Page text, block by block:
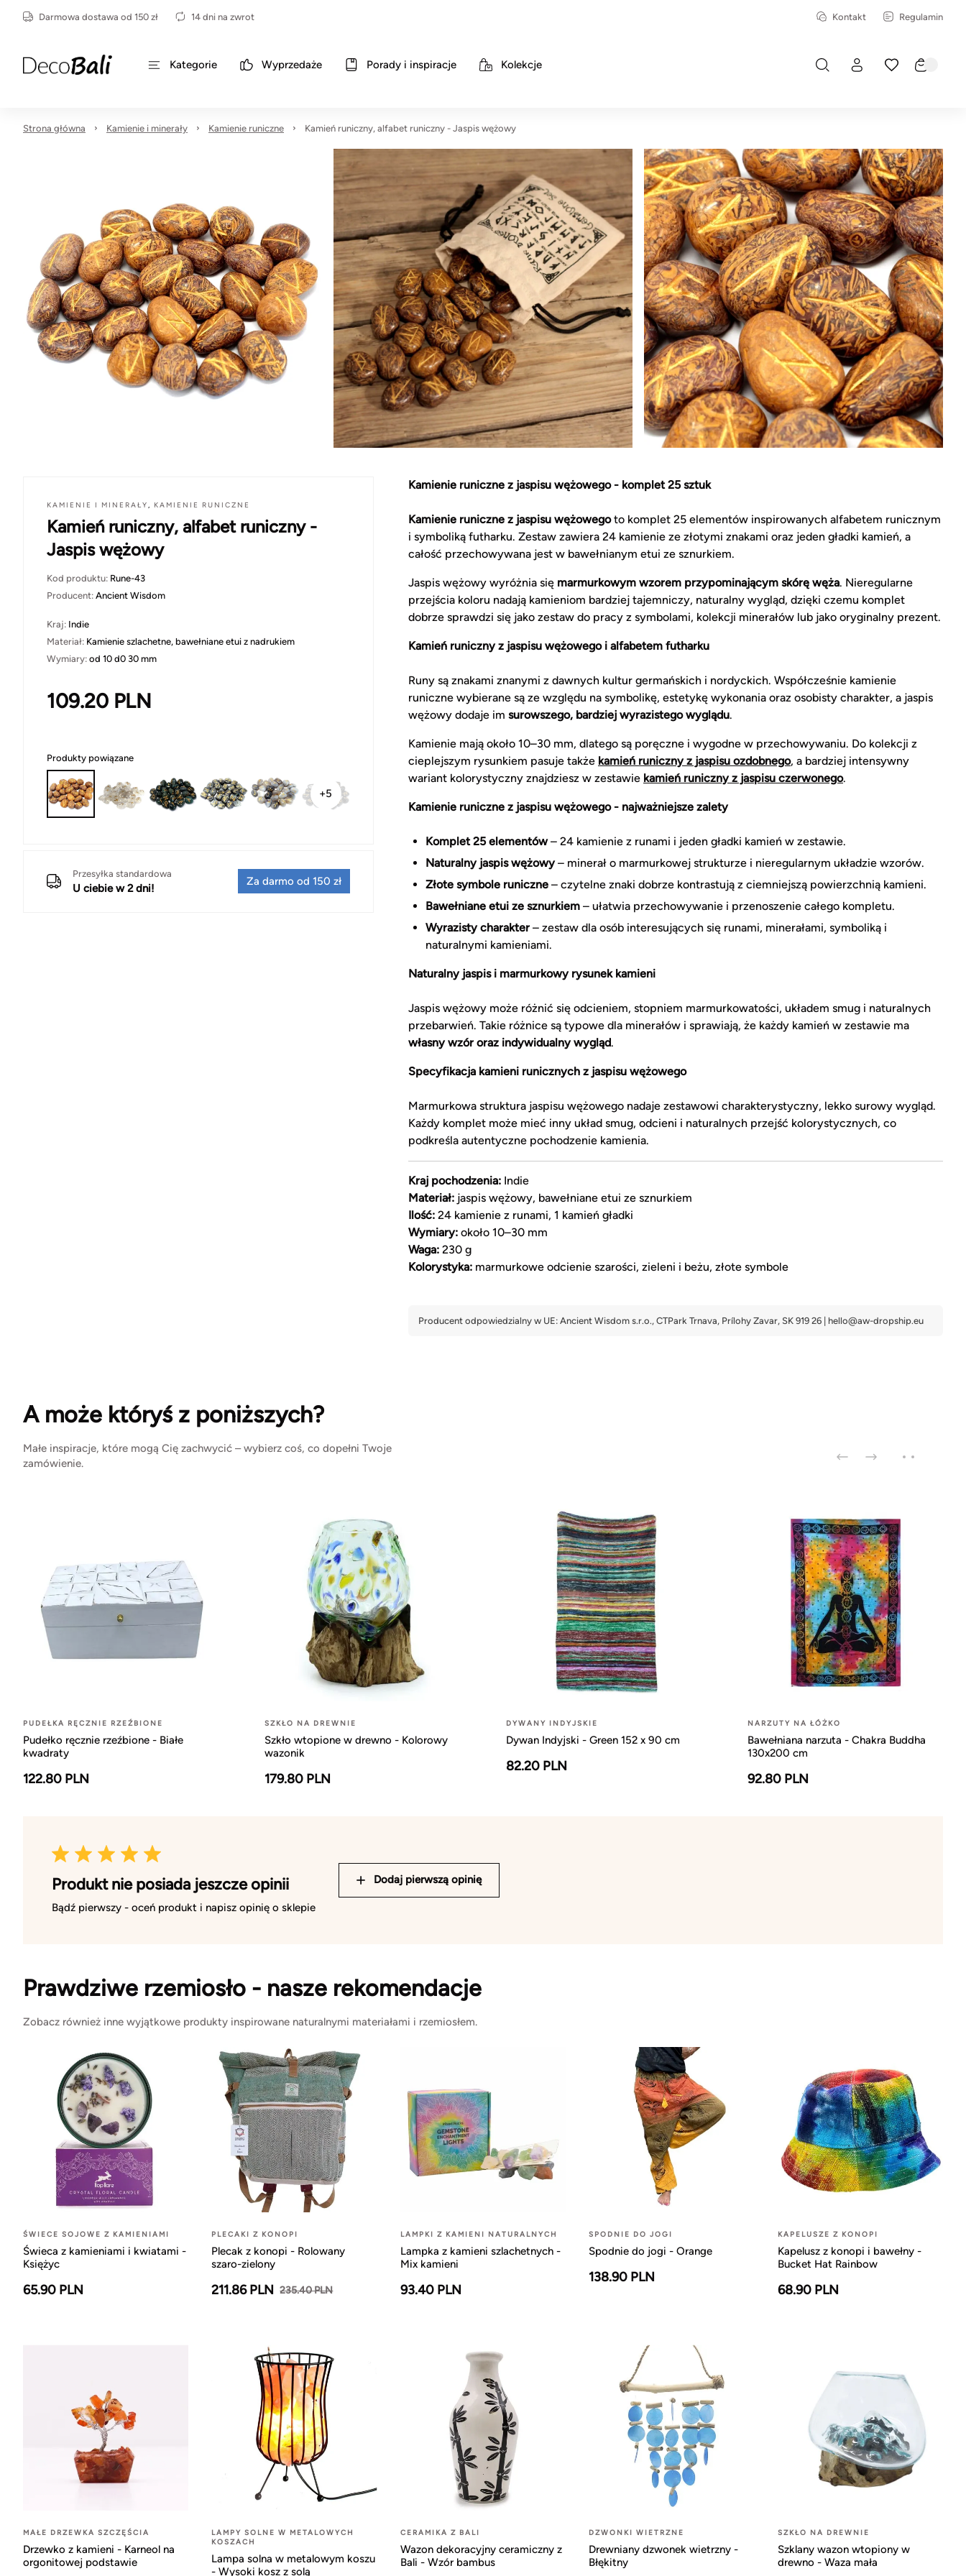
Darmowa dostawa od 150 zł 14 dni na zwrot Kontakt Regulamin
Kategorie Wyprzedaże Porady i inspiracje Kolekcje
Strona główna Kamienie i minerały Kamienie runiczne Kamień runiczny, alfabet runiczny - Jaspis wężowy
KAMIENIE I MINERAŁY, KAMIENIE RUNICZNE
Kamień runiczny, alfabet runiczny -
Jaspis wężowy
Kod produktu: Rune-43
Producent: Ancient Wisdom
Kraj: Indie
Materiał: Kamienie szlachetne, bawełniane etui z nadrukiem
Wymiary: od 10 d0 30 mm
109.20 PLN
Produkty powiązane
+5
Przesyłka standardowa
U ciebie w 2 dni!
Za darmo od 150 zł
Kamienie runiczne z jaspisu wężowego - komplet 25 sztuk
Kamienie runiczne z jaspisu wężowegoto komplet 25 elementów inspirowanych alfabetem runicznym
i symboliką futharku. Zestaw zawiera 24 kamienie ze złotymi znakami oraz jeden gładki kamień, a
całość przechowywana jest w bawełnianym etui ze sznurkiem.
Jaspis wężowy wyróżnia się marmurkowym wzorem przypominającym skórę węża. Nieregularne
przejścia koloru nadają kamieniom bardziej tajemniczy, naturalny wygląd, dzięki czemu komplet
dobrze sprawdzi się jako zestaw do pracy z symbolami, kolekcji minerałów lub jako oryginalny prezent.
Kamień runiczny z jaspisu wężowego i alfabetem futharku
Runy są znakami znanymi z dawnych kultur germańskich i nordyckich. Współcześnie kamienie
runiczne wybierane są ze względu na symbolikę, estetykę wykonania oraz osobisty charakter, a jaspis
wężowy dodaje im surowszego, bardziej wyrazistego wyglądu.
Kamienie mają około 10–30 mm, dlatego są poręczne i wygodne w przechowywaniu. Do kolekcji z
cieplejszym rysunkiem pasuje także kamień runiczny z jaspisu ozdobnego, a bardziej intensywny
wariant kolorystyczny znajdziesz w zestawie kamień runiczny z jaspisu czerwonego.
Kamienie runiczne z jaspisu wężowego - najważniejsze zalety
Komplet 25 elementów– 24 kamienie z runami i jeden gładki kamień w zestawie.
Naturalny jaspis wężowy– minerał o marmurkowej strukturze i nieregularnym układzie wzorów.
Złote symbole runiczne – czytelne znaki dobrze kontrastują z ciemniejszą powierzchnią kamieni.
Bawełniane etui ze sznurkiem – ułatwia przechowywanie i przenoszenie całego kompletu.
Wyrazisty charakter – zestaw dla osób interesujących się runami, minerałami, symboliką i
naturalnymi kamieniami.
Naturalny jaspis i marmurkowy rysunek kamieni
Jaspis wężowy może różnić się odcieniem, stopniem marmurkowatości, układem smug i naturalnych
przebarwień. Takie różnice są typowe dla minerałów i sprawiają, że każdy kamień w zestawie ma
własny wzór oraz indywidualny wygląd.
Specyfikacja kamieni runicznych z jaspisu wężowego
Marmurkowa struktura jaspisu wężowego nadaje zestawowi charakterystyczny, lekko surowy wygląd.
Każdy komplet może mieć inny układ smug, odcieni i naturalnych przejść kolorystycznych, co
podkreśla autentyczne pochodzenie kamienia.
Kraj pochodzenia: Indie
Materiał: jaspis wężowy, bawełniane etui ze sznurkiem
Ilość: 24 kamienie z runami, 1 kamień gładki
Wymiary: około 10–30 mm
Waga: 230 g
Kolorystyka: marmurkowe odcienie szarości, zieleni i beżu, złote symbole
A może któryś z poniższych?
Małe inspiracje, które mogą Cię zachwycić – wybierz coś, co dopełni Twoje
zamówienie.
PUDEŁKA RĘCZNIE RZEŹBIONE
Pudełko ręcznie rzeźbione - Białe
kwadraty
122.80 PLN
SZKŁO NA DREWNIE
Szkło wtopione w drewno - Kolorowy
wazonik
179.80 PLN
DYWANY INDYJSKIE
Dywan Indyjski - Green 152 x 90 cm
82.20 PLN
NARZUTY NA ŁÓŻKO
Bawełniana narzuta - Chakra Buddha
130x200 cm
92.80 PLN
Produkt nie posiada jeszcze opinii
Bądź pierwszy - oceń produkt i napisz opinię o sklepie
Dodaj pierwszą opinię
Prawdziwe rzemiosło - nasze rekomendacje
Zobacz również inne wyjątkowe produkty inspirowane naturalnymi materiałami i rzemiosłem.
ŚWIECE SOJOWE Z KAMIENIAMI
Świeca z kamieniami i kwiatami -
Księżyc
65.90 PLN
PLECAKI Z KONOPI
Plecak z konopi - Rolowany
szaro-zielony
211.86 PLN 235.40 PLN
LAMPKI Z KAMIENI NATURALNYCH
Lampka z kamieni szlachetnych -
Mix kamieni
93.40 PLN
SPODNIE DO JOGI
Spodnie do jogi - Orange
138.90 PLN
KAPELUSZE Z KONOPI
Kapelusz z konopi i bawełny -
Bucket Hat Rainbow
68.90 PLN
MAŁE DRZEWKA SZCZĘŚCIA
Drzewko z kamieni - Karneol na
orgonitowej podstawie
LAMPY SOLNE W METALOWYCH
KOSZACH
Lampa solna w metalowym koszu
- Wysoki kosz z solą
CERAMIKA Z BALI
Wazon dekoracyjny ceramiczny z
Bali - Wzór bambus
DZWONKI WIETRZNE
Drewniany dzwonek wietrzny -
Błękitny
SZKŁO NA DREWNIE
Szklany wazon wtopiony w
drewno - Waza mała